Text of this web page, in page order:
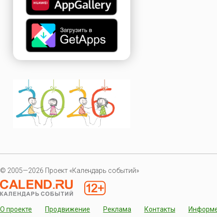
© 2005—2026 Проект «Календарь событий»
О проекте Продвижение Реклама Контакты